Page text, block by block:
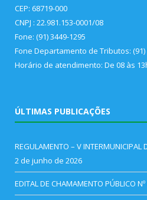
CEP: 68719-000
CNPJ : 22.981.153-0001/08
Fone: (91) 3449-1295
Fone Departamento de Tributos: (91)
Horário de atendimento: De 08 às
ÚLTIMAS PUBLICAÇÕES
REGULAMENTO – V INTERMUNICIPAL
2 de junho de 2026
EDITAL DE CHAMAMENTO PÚBLICO